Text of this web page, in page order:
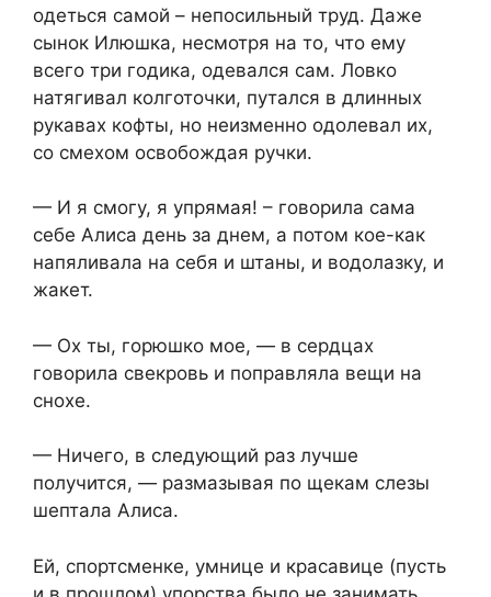
одеться самой – непосильный труд. Даже
сынок Илюшка, несмотря на то, что ему
всего три годика, одевался сам. Ловко
натягивал колготочки, путался в длинных
рукавах кофты, но неизменно одолевал их,
со смехом освобождая ручки.
— И я смогу, я упрямая! – говорила сама
себе Алиса день за днем, а потом кое-как
напяливала на себя и штаны, и водолазку, и
жакет.
— Ох ты, горюшко мое, — в сердцах
говорила свекровь и поправляла вещи на
снохе.
— Ничего, в следующий раз лучше
получится, — размазывая по щекам слезы
шептала Алиса.
Ей, спортсменке, умнице и красавице (пусть